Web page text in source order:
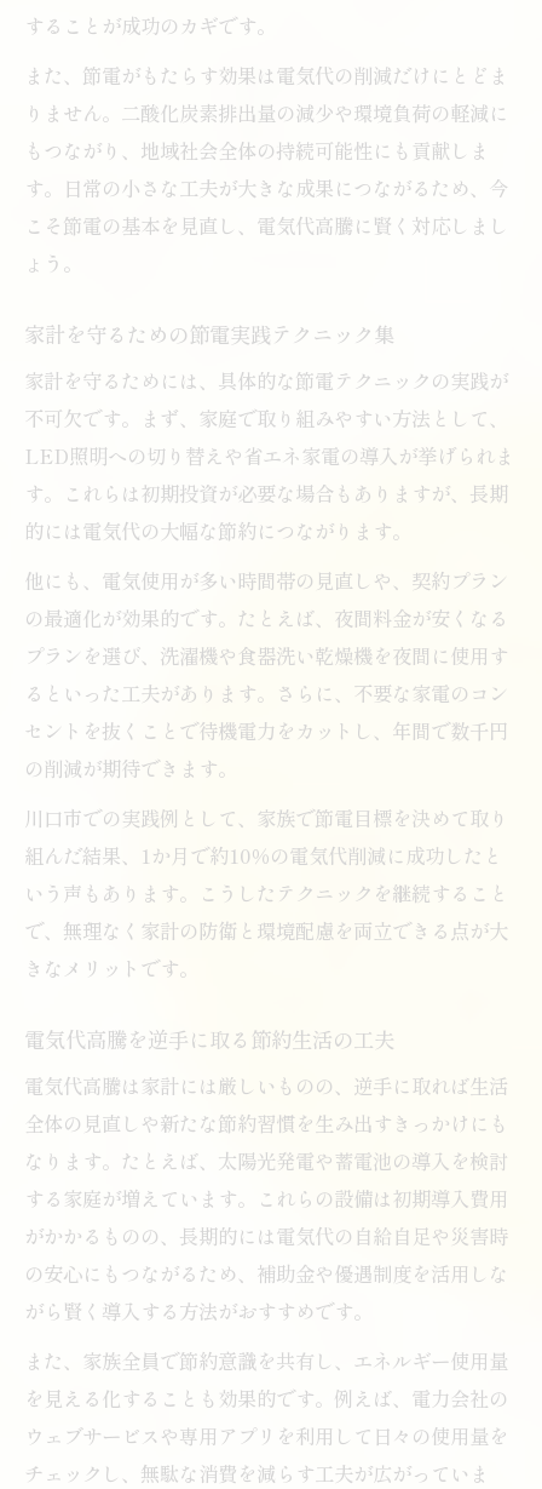
することが成功のカギです。
また、節電がもたらす効果は電気代の削減だけにとどま
りません。二酸化炭素排出量の減少や環境負荷の軽減に
もつながり、地域社会全体の持続可能性にも貢献しま
す。日常の小さな工夫が大きな成果につながるため、今
こそ節電の基本を見直し、電気代高騰に賢く対応しまし
ょう。
家計を守るための節電実践テクニック集
家計を守るためには、具体的な節電テクニックの実践が
不可欠です。まず、家庭で取り組みやすい方法として、
LED照明への切り替えや省エネ家電の導入が挙げられま
す。これらは初期投資が必要な場合もありますが、長期
的には電気代の大幅な節約につながります。
他にも、電気使用が多い時間帯の見直しや、契約プラン
の最適化が効果的です。たとえば、夜間料金が安くなる
プランを選び、洗濯機や食器洗い乾燥機を夜間に使用す
るといった工夫があります。さらに、不要な家電のコン
セントを抜くことで待機電力をカットし、年間で数千円
の削減が期待できます。
川口市での実践例として、家族で節電目標を決めて取り
組んだ結果、1か月で約10％の電気代削減に成功したと
いう声もあります。こうしたテクニックを継続すること
で、無理なく家計の防衛と環境配慮を両立できる点が大
きなメリットです。
電気代高騰を逆手に取る節約生活の工夫
電気代高騰は家計には厳しいものの、逆手に取れば生活
全体の見直しや新たな節約習慣を生み出すきっかけにも
なります。たとえば、太陽光発電や蓄電池の導入を検討
する家庭が増えています。これらの設備は初期導入費用
がかかるものの、長期的には電気代の自給自足や災害時
の安心にもつながるため、補助金や優遇制度を活用しな
がら賢く導入する方法がおすすめです。
また、家族全員で節約意識を共有し、エネルギー使用量
を見える化することも効果的です。例えば、電力会社の
ウェブサービスや専用アプリを利用して日々の使用量を
チェックし、無駄な消費を減らす工夫が広がっていま